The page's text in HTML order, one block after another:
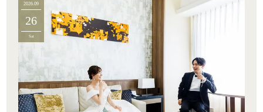
2026.09
26
Sat